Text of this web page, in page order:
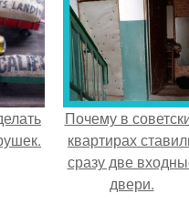
Почему в
квартирах
сразу две
двери.